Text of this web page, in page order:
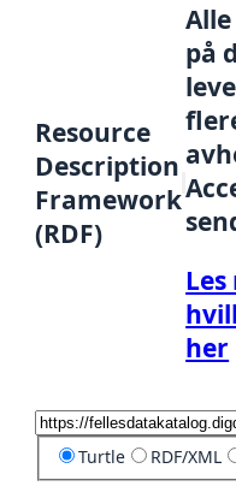
Resource
Description
Framework
(RDF)
på
Les
her
Turtle RDF/XML